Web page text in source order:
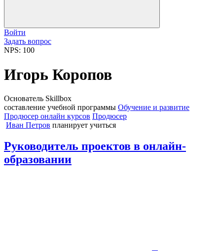
Войти
Задать вопрос
NPS: 100
Игорь Коропов
Основатель Skillbox
составление учебной программы Обучение и развитие
Продюсер онлайн курсов Продюсер
Иван Петров планирует учиться
Руководитель проектов в онлайн-
образовании